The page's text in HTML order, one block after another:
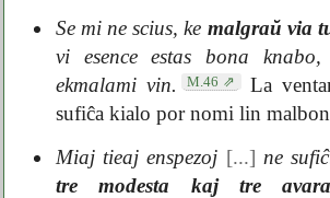
Se mi ne scius, ke malgraŭ via
vi esence estas bona
ekmalami vin.
M.46
La
sufiĉa kialo por nomi lin
Miaj tieaj enspezoj [...] ne
tre modesta kaj tre